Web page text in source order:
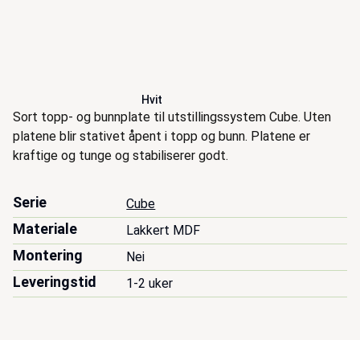
Hvit
Beskrivelse
Sort topp- og bunnplate til utstillingssystem Cube. Uten
platene blir stativet åpent i topp og bunn. Platene er
kraftige og tunge og stabiliserer godt.
Serie Cube
Materiale Lakkert MDF
Montering Nei
Leveringstid 1-2 uker